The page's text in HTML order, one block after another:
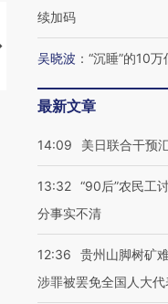
【推广】走进第四届链博
会，让数智科技“链”接产
【特
续加码
吴晓波 ： “沉睡”的10
最新文章
14:09 美日联合干预
13:32 “90后”农民工
分事实不清
12:36
贵州山脚树矿
涉罪被罢免全国人大代